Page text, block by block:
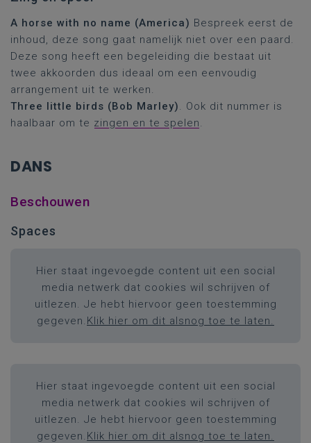
A horse with no name (America) Bespreek eerst de
inhoud, deze song gaat namelijk niet over een paard.
Deze song heeft een begeleiding die bestaat uit
twee akkoorden dus ideaal om een eenvoudig
arrangement uit te werken.
Three little birds (Bob Marley). Ook dit nummer is
haalbaar om te zingen en te spelen.
DANS
Beschouwen
Spaces
Hier staat ingevoegde content uit een social
media netwerk dat cookies wil schrijven of
uitlezen. Je hebt hiervoor geen toestemming
gegeven. Klik hier om dit alsnog toe te laten.
Hier staat ingevoegde content uit een social
media netwerk dat cookies wil schrijven of
uitlezen. Je hebt hiervoor geen toestemming
gegeven. Klik hier om dit alsnog toe te laten.